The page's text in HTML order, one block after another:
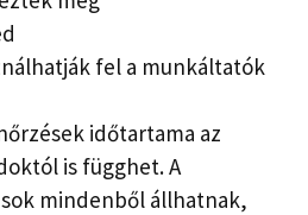
fel a munkáltatók
időtartama az
is függhet. A
mindenből állhatnak,